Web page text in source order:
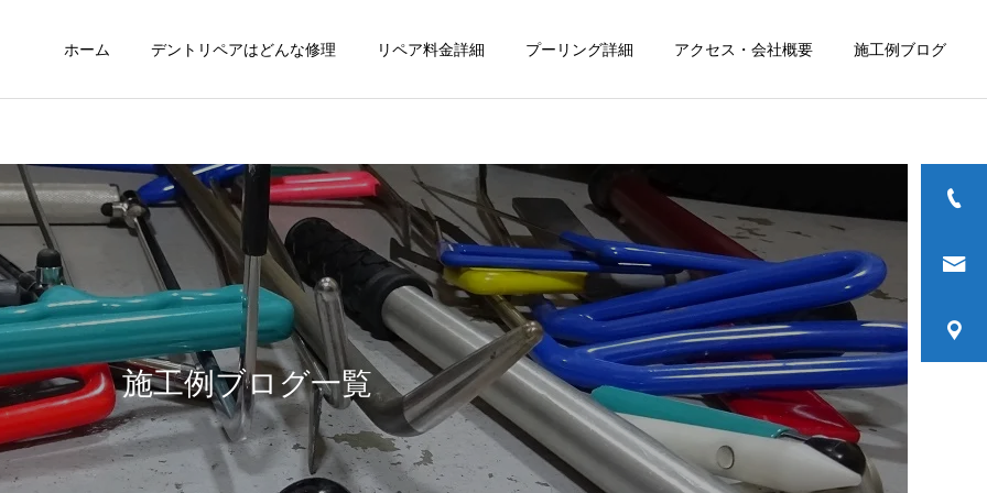
ホーム デントリペアはどんな修理 リペア料金詳細 プーリング詳細 アクセス・会社概要 施工例ブログ
施工例ブログ一覧